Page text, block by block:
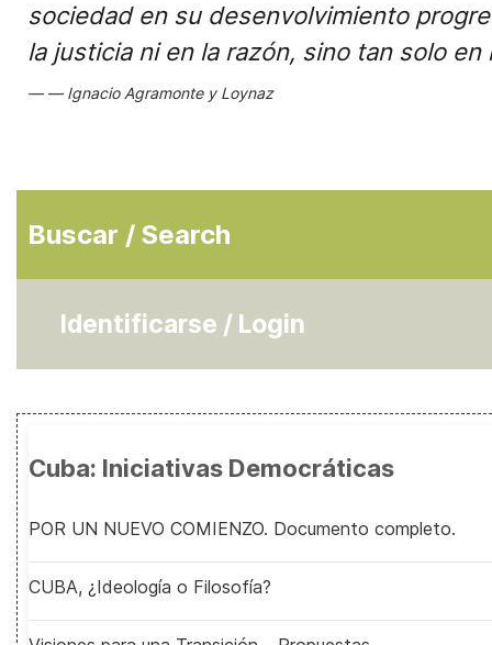
sociedad en su desenvolvimiento
la justicia ni en la razón, sino tan solo en
Ignacio Agramonte y Loynaz
Buscar / Search
Identificarse / Login
Cuba: Iniciativas Democráticas
POR UN NUEVO COMIENZO. Documento completo.
CUBA, ¿Ideología o Filosofía?